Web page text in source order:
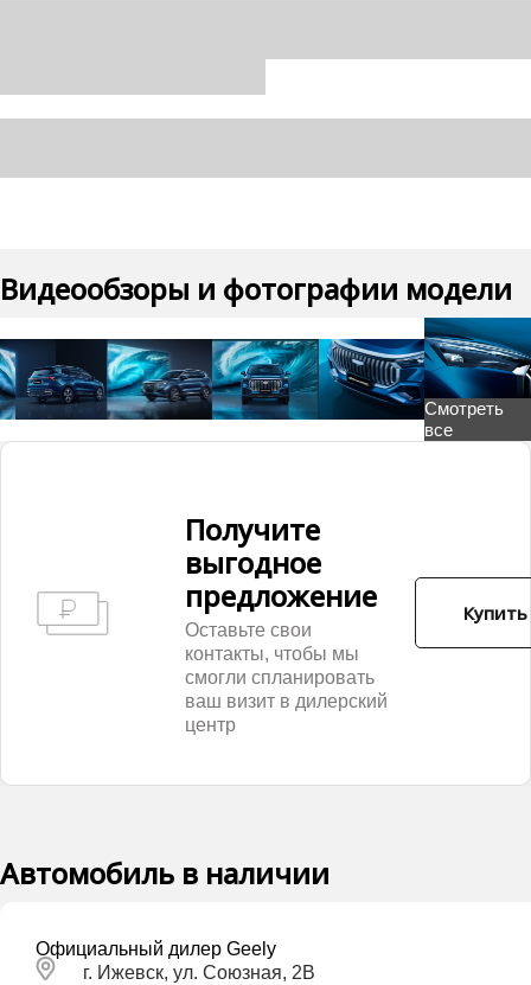
Видеообзоры и фотографии модели
Смотреть
все
Получитe
выгодное
предложение
Оставьте свои
контакты, чтобы мы
смогли спланировать
ваш визит в дилерский
центр
Автомобиль в наличии
Официальный дилер Geely
г. Ижевск, ул. Союзная, 2В